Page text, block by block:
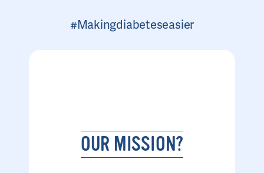
#Makingdiabeteseasier
OUR MISSION?